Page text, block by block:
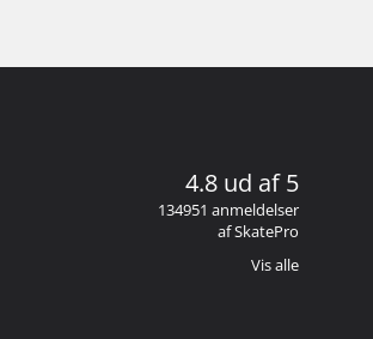
4.8 ud af 5
134951 anmeldelser
af SkatePro
Vis alle